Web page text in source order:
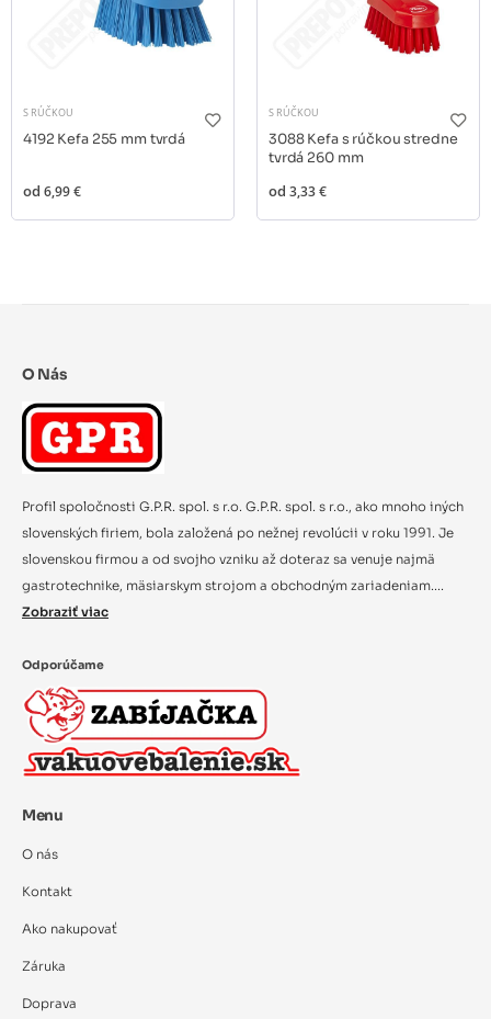
S RÚČKOU
4192 Kefa 255 mm tvrdá
od 6,99 €
S RÚČKOU
3088 Kefa s rúčkou stredne
tvrdá 260 mm
od 3,33 €
O Nás
Profil spoločnosti G.P.R. spol. s r.o. G.P.R. spol. s r.o., ako mnoho iných
slovenských firiem, bola založená po nežnej revolúcii v roku 1991. Je
slovenskou firmou a od svojho vzniku až doteraz sa venuje najmä
gastrotechnike, mäsiarskym strojom a obchodným zariadeniam....
Zobraziť viac
Odporúčame
Menu
O nás
Kontakt
Ako nakupovať
Záruka
Doprava